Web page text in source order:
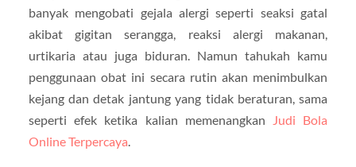
banyak mengobati gejala alergi seperti seaksi gatal
akibat gigitan serangga, reaksi alergi makanan,
urtikaria atau juga biduran. Namun tahukah kamu
penggunaan obat ini secara rutin akan menimbulkan
kejang dan detak jantung yang tidak beraturan, sama
seperti efek ketika kalian memenangkan
Judi Bola
Online Terpercaya.